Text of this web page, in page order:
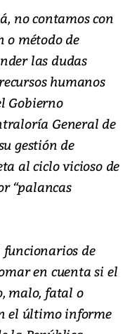
no contamos con
o método de
las dudas
humanos
Gobierno
General de
gestión de
al ciclo vicioso de
“palancas
funcionarios de
en cuenta si el
malo, fatal o
el último informe